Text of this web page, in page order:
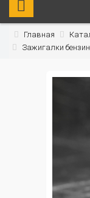
Главная
Зажигалки